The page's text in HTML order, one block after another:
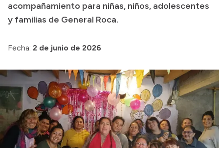
Convocatorias
Intranet
acompañamiento para niñas, niños, adolescentes
y familias de General Roca.
Fecha: 2 de junio de 2026